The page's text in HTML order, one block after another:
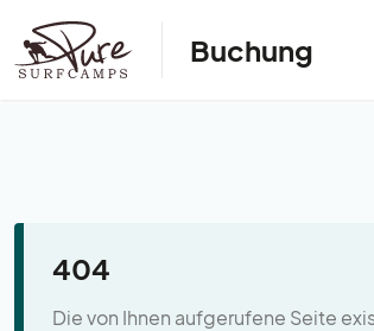
Buchung
404
Die von Ihnen aufgerufene Seite